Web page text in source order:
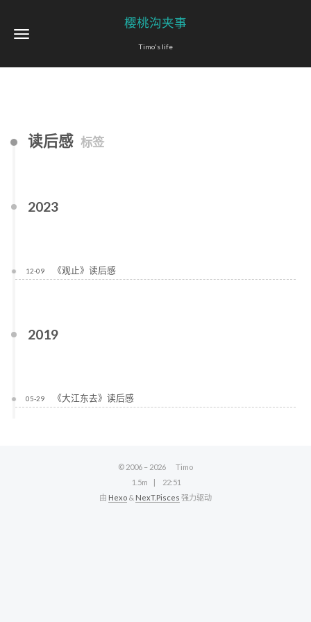
樱桃沟夹事
Timo's life
读后感 标签
2023
12-09 《观止》读后感
2019
05-29 《大江东去》读后感
© 2006 – 2026
Timo
1.5m
22:51
由 Hexo & NexT.Pisces 强力驱动